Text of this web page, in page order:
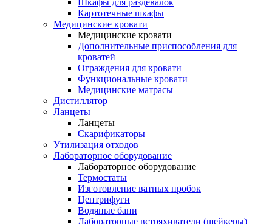
Шкафы для раздевалок
Картотечные шкафы
Медицинские кровати
Медицинские кровати
Дополнительные приспособления для
кроватей
Ограждения для кровати
Функциональные кровати
Медицинские матрасы
Дистиллятор
Ланцеты
Ланцеты
Скарификаторы
Утилизация отходов
Лабораторное оборудование
Лабораторное оборудование
Термостаты
Изготовление ватных пробок
Центрифуги
Водяные бани
Лабораторные встряхиватели (шейкеры)